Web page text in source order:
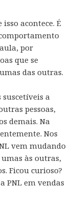
isso acontece. É
por
que se
das outras.
suscetíveis a
pessoas,
demais. Na
Nos
vem mudando
às outras,
Ficou curioso?
PNL em vendas